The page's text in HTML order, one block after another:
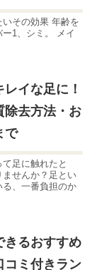
その効果 年齢を
1、シミ。 メイ
イな足に！
除去方法・お
で
足に触れたと
ませんか？足とい
る、一番負担のか
きるおすすめ
コミ付きラン